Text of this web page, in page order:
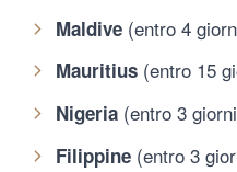
Maldive (entro 4
Mauritius (entro 15
Nigeria (entro 3
Filippine (entro 3